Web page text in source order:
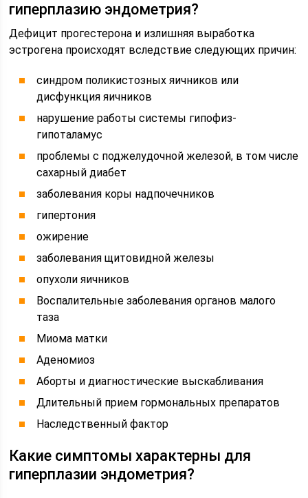
гиперплазию эндометрия?
Дефицит прогестерона и излишняя выработка
эстрогена происходят вследствие следующих причин:
синдром поликистозных яичников или
дисфункция яичников
нарушение работы системы гипофиз-
гипоталамус
проблемы с поджелудочной железой, в том числе
сахарный диабет
заболевания коры надпочечников
гипертония
ожирение
заболевания щитовидной железы
опухоли яичников
Воспалительные заболевания органов малого
таза
Миома матки
Аденомиоз
Аборты и диагностические выскабливания
Длительный прием гормональных препаратов
Наследственный фактор
Какие симптомы характерны для
гиперплазии эндометрия?